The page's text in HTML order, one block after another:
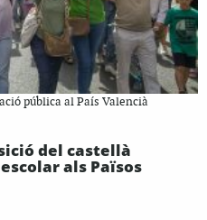
pública al País Valencià
del castellà
als Països